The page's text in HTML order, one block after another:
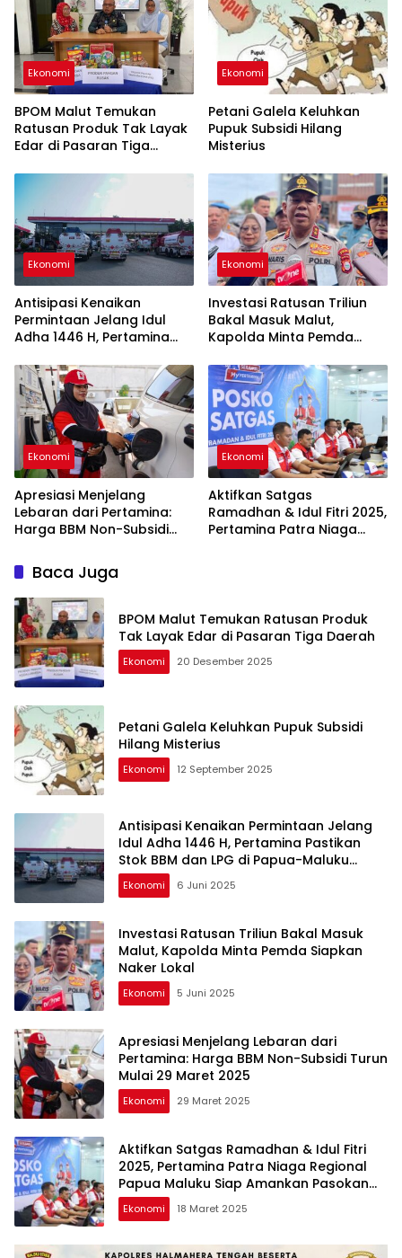
Ekonomi
BPOM Malut Temukan
Ratusan Produk Tak Layak
Edar di Pasaran Tiga
Ekonomi
Petani Galela Keluhkan
Pupuk Subsidi Hilang
Misterius
Ekonomi
Antisipasi Kenaikan
Permintaan Jelang Idul
Adha 1446 H, Pertamina
di Papua-Maluku Aman
Ekonomi
Investasi Ratusan Triliun
Bakal Masuk Malut,
Kapolda Minta Pemda
Ekonomi
Apresiasi Menjelang
Lebaran dari Pertamina:
Harga BBM Non-Subsidi
Ekonomi
Aktifkan Satgas
Ramadhan & Idul Fitri 2025,
Pertamina Patra Niaga
Baca Juga
BPOM Malut Temukan Ratusan Produk
Tak Layak Edar di Pasaran Tiga Daerah
Ekonomi 20 Desember 2025
Petani Galela Keluhkan Pupuk Subsidi
Hilang Misterius
Ekonomi 12 September 2025
Antisipasi Kenaikan Permintaan Jelang
Idul Adha 1446 H, Pertamina Pastikan
Stok BBM dan LPG di Papua-Maluku
Aman
Ekonomi 6 Juni 2025
Investasi Ratusan Triliun Bakal Masuk
Malut, Kapolda Minta Pemda Siapkan
Naker Lokal
Ekonomi 5 Juni 2025
Apresiasi Menjelang Lebaran dari
Pertamina: Harga BBM Non-Subsidi Turun
Mulai 29 Maret 2025
Ekonomi 29 Maret 2025
Aktifkan Satgas Ramadhan & Idul Fitri
2025, Pertamina Patra Niaga Regional
Papua Maluku Siap Amankan Pasokan
Energi
Ekonomi 18 Maret 2025